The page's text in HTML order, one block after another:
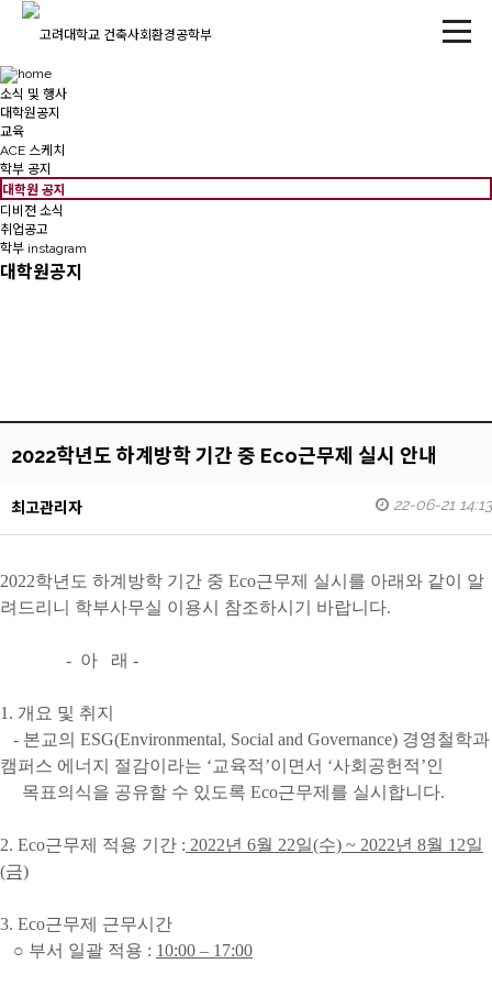
소식 및 행사
대학원공지
교육
ACE 스케치
학부 공지
대학원 공지
디비젼 소식
취업공고
학부 instagram
대학원공지
2022학년도 하계방학 기간 중 Eco근무제 실시 안내
최고관리자 22-06-21 14:13
2022학년도 하계방학 기간 중 Eco근무제 실시를 아래와 같이 알
려드리니 학부사무실 이용시 참조하시기 바랍니다.
- 아 래 -
1. 개요 및 취지
- 본교의 ESG(Environmental, Social and Governance) 경영철학과
캠퍼스 에너지 절감이라는 ‘교육적’이면서 ‘사회공헌적’인
목표의식을 공유할 수 있도록 Eco근무제를 실시합니다.
2. Eco근무제 적용 기간 : 2022년 6월 22일(수) ~ 2022년 8월 12일
(금)
3. Eco근무제 근무시간
○ 부서 일괄 적용 : 10:00 – 17:00